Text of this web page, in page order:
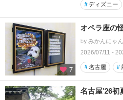
#ディズニー
7
オペラ座の
by みかんにゃ
2026/07/11 -
#名古屋 #
名古屋'26初